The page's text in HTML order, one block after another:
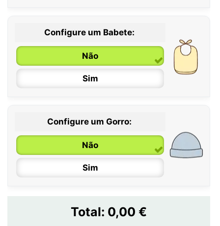
Configure um Babete:
Não
Sim
Configure um Gorro:
Não
Sim
Total: 0,00 €